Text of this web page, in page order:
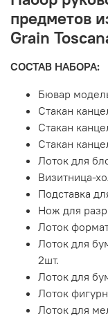
предметов
Grain
СОСТАВ НАБОРА:
Бювар
Стакан
Стакан
Стакан
Лоток для
Визитница-
Подставка
Нож для
Лоток
Лоток для
2шт.
Лоток для
Лоток
Лоток для